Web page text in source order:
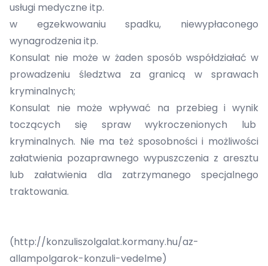
usługi medyczne itp.
w egzekwowaniu spadku, niewypłaconego
wynagrodzenia itp.
Konsulat nie może w żaden sposób współdziałać w
prowadzeniu śledztwa za granicą w sprawach
kryminalnych;
Konsulat nie może wpływać na przebieg i wynik
toczących się spraw wykroczenionych lub
kryminalnych. Nie ma też sposobności i możliwości
załatwienia pozaprawnego wypuszczenia z aresztu
lub załatwienia dla zatrzymanego specjalnego
traktowania.
(http://konzuliszolgalat.kormany.hu/az-
allampolgarok-konzuli-vedelme)